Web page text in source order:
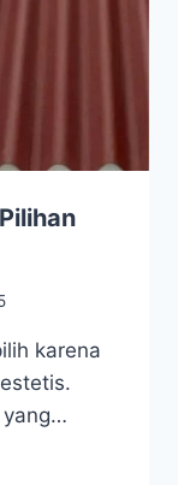
karena
yang…